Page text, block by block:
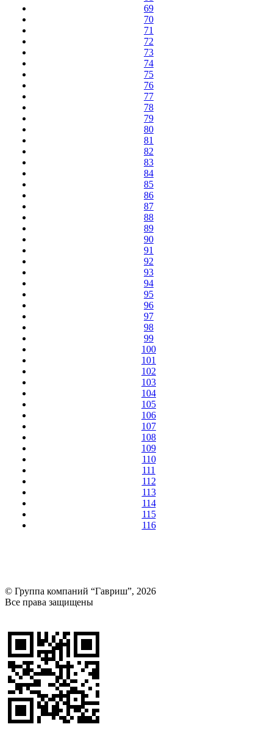
69
70
71
72
73
74
75
76
77
78
79
80
81
82
83
84
85
86
87
88
89
90
91
92
93
94
95
96
97
98
99
100
101
102
103
104
105
106
107
108
109
110
111
112
113
114
115
116
© Группа компаний “Гавриш”, 2026
Все права защищены